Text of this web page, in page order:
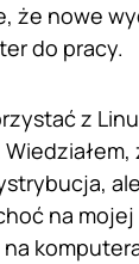
że nowe
do pracy.
z
na